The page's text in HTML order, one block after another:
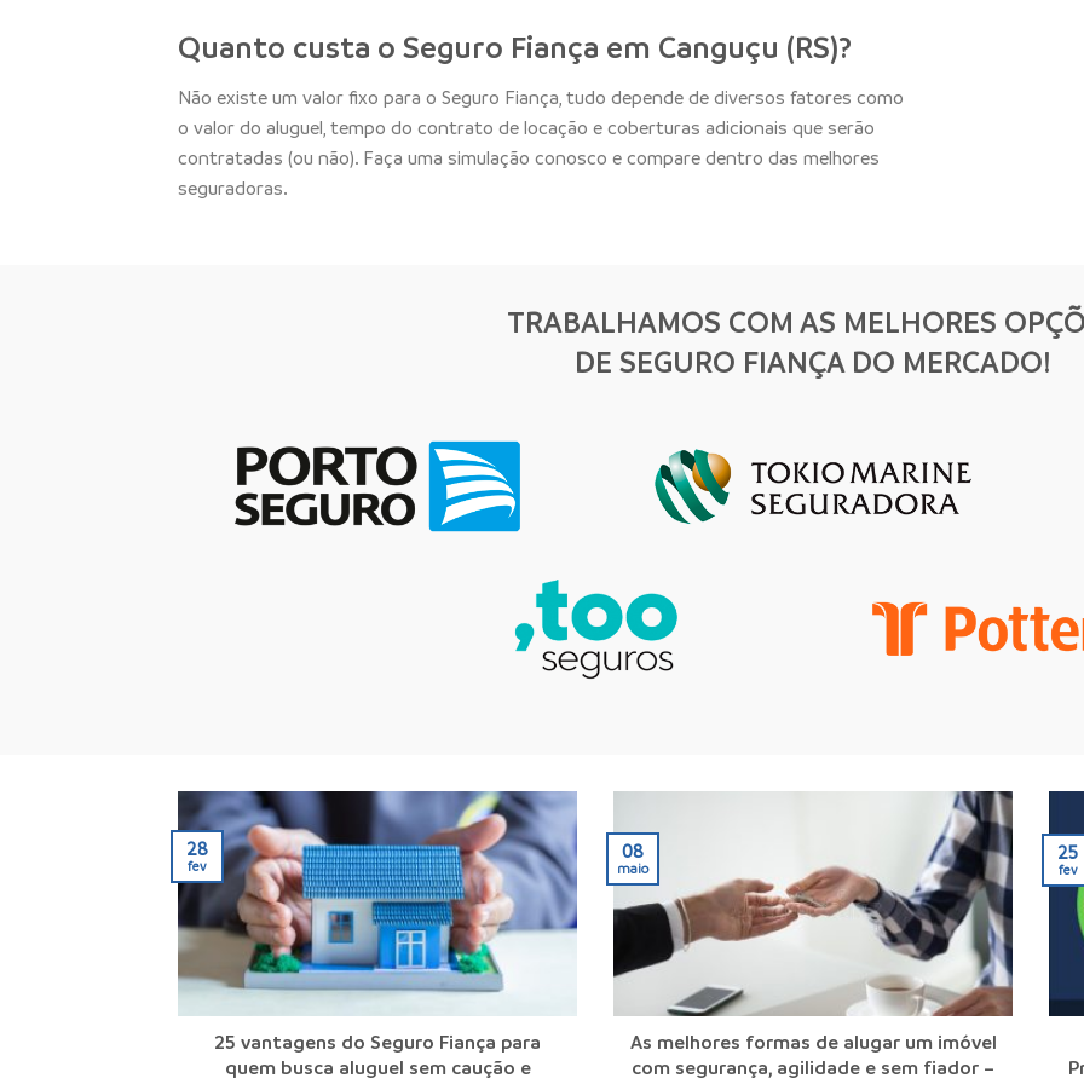
Quanto custa o Seguro Fiança em Canguçu (RS)?
Não existe um valor fixo para o Seguro Fiança, tudo depende de diversos fatores como
o valor do aluguel, tempo do contrato de locação e coberturas adicionais que serão
contratadas (ou não). Faça uma simulação conosco e compare dentro das melhores
seguradoras.
TRABALHAMOS COM AS MELHORES
DE SEGURO FIANÇA DO MERCADO!
25 vantagens do Seguro Fiança para
quem busca aluguel sem caução e
28
fev
As melhores formas de alugar um imóvel
com segurança, agilidade e sem fiador –
08
maio
25
fev